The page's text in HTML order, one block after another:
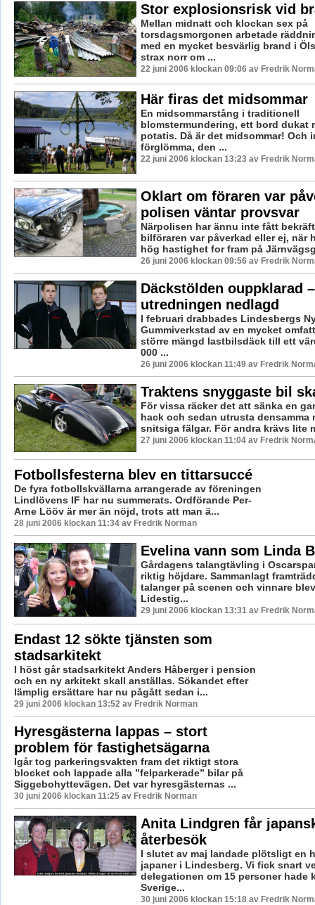
Stor explosionsrisk vid
Mellan midnatt och klockan sex på
torsdagsmorgonen arbetade
med en mycket besvärlig brand i
strax norr om ...
22 juni 2006 klockan 09:06 av Fredrik
Här firas det midsommar
En midsommarstång i traditionell
blomstermundering, ett bord dukat
potatis. Då är det midsommar! Och
förglömma, den ...
22 juni 2006 klockan 13:23 av Fredrik
Oklart om föraren var
polisen väntar provsvar
Närpolisen har ännu inte fått
bilföraren var påverkad eller ej, när
hög hastighet for fram på
26 juni 2006 klockan 09:56 av Fredrik
Däckstölden ouppklarad –
utredningen nedlagd
I februari drabbades Lindesbergs
Gummiverkstad av en mycket
större mängd lastbilsdäck till ett
000 ...
26 juni 2006 klockan 11:49 av Fredrik
Traktens snyggaste bil
För vissa räcker det att sänka en
hack och sedan utrusta densamma
snitsiga fälgar. För andra krävs lite
27 juni 2006 klockan 11:04 av Fredrik
Fotbollsfesterna blev en tittarsuccé
De fyra fotbollskvällarna arrangerade av föreningen
Lindlövens IF har nu summerats. Ordförande Per-
Arne Lööv är mer än nöjd, trots att man ä...
28 juni 2006 klockan 11:34 av Fredrik Norman
Evelina vann som Linda
Gårdagens talangtävling i
riktig höjdare. Sammanlagt
talanger på scenen och vinnare
Lidestig...
29 juni 2006 klockan 13:31 av Fredrik
Endast 12 sökte tjänsten som
stadsarkitekt
I höst går stadsarkitekt Anders Håberger i pension
och en ny arkitekt skall anställas. Sökandet efter
lämplig ersättare har nu pågått sedan i...
29 juni 2006 klockan 13:52 av Fredrik Norman
Hyresgästerna lappas – stort
problem för fastighetsägarna
Igår tog parkeringsvakten fram det riktigt stora
blocket och lappade alla ”felparkerade” bilar på
Siggebohyttevägen. Det var hyresgästernas ...
30 juni 2006 klockan 11:25 av Fredrik Norman
Anita Lindgren får
återbesök
I slutet av maj landade plötsligt en
japaner i Lindesberg. Vi fick snart
delegationen om 15 personer hade
Sverige...
30 juni 2006 klockan 15:18 av Fredrik